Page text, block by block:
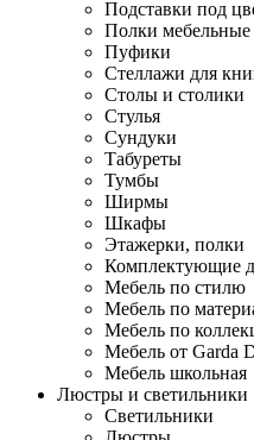
Подставки под
Полки мебельные
Пуфики
Стеллажи для
Столы и столики
Стулья
Сундуки
Табуреты
Тумбы
Ширмы
Шкафы
Этажерки, полки
Комплектующие
Мебель по стилю
Мебель по
Мебель по
Мебель от Garda
Мебель школьная
Люстры и светильники
Светильники